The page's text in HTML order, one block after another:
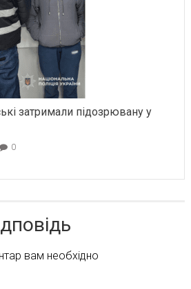
затримали підозрювану у
0
вам необхідно